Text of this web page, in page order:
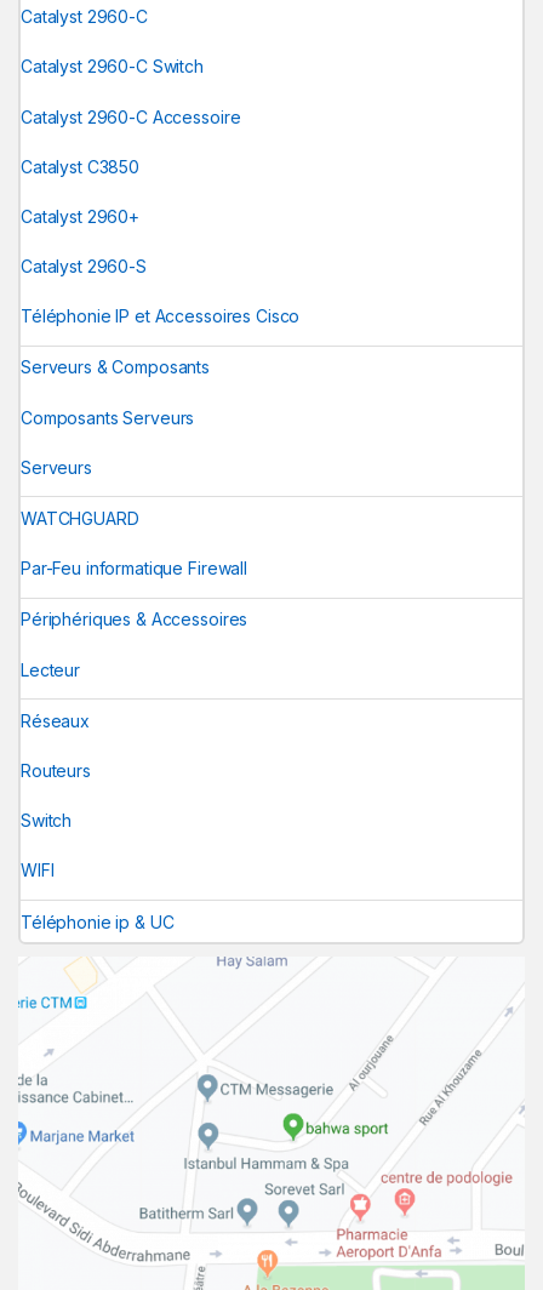
Catalyst 2960-C
Catalyst 2960-C Switch
Catalyst 2960-C Accessoire
Catalyst C3850
Catalyst 2960+
Catalyst 2960-S
Téléphonie IP et Accessoires Cisco
Serveurs & Composants
Composants Serveurs
Serveurs
WATCHGUARD
Par-Feu informatique Firewall
Périphériques & Accessoires
Lecteur
Réseaux
Routeurs
Switch
WIFI
Téléphonie ip & UC